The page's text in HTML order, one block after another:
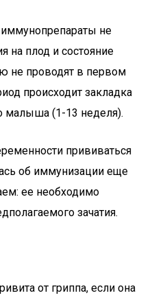
не
на плод и состояние
не проводят в первом
происходит закладка
малыша (1-13 неделя).
прививаться
об иммунизации еще
ее необходимо
зачатия.
от гриппа, если она